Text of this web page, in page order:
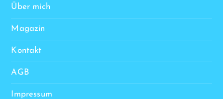
Über mich
Magazin
Kontakt
AGB
Impressum